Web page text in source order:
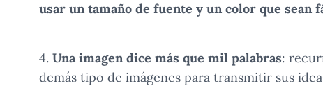
usar un tamaño de fuente y un color que
4. Una imagen dice más que mil palabras:
demás tipo de imágenes para transmitir sus